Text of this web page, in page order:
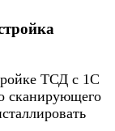
ТСД с 1С
сканирующего